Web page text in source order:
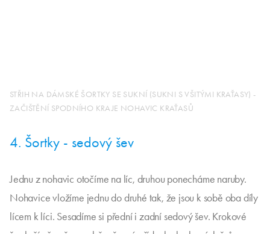
STŘIH NA DÁMSKÉ ŠORTKY SE SUKNÍ (SUKNI S VŠITÝMI KRAŤASY) -
ZAČIŠTĚNÍ SPODNÍHO KRAJE NOHAVIC KRAŤASŮ
4. Šortky - sedový šev
Jednu z nohavic otočíme na líc, druhou ponecháme naruby.
Nohavice vložíme jednu do druhé tak, že jsou k sobě oba díly
lícem k líci. Sesadíme si přední i zadní sedový šev. Krokové